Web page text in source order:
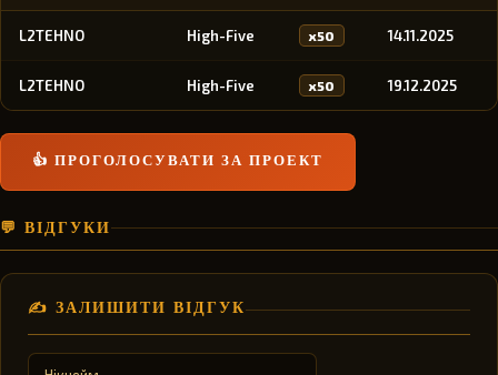
L2TEHNO High-Five x50 14.11.2025
L2TEHNO High-Five x50 19.12.2025
👍 ПРОГОЛОСУВАТИ ЗА ПРОЕКТ
💬 ВІДГУКИ
✍️ ЗАЛИШИТИ ВІДГУК